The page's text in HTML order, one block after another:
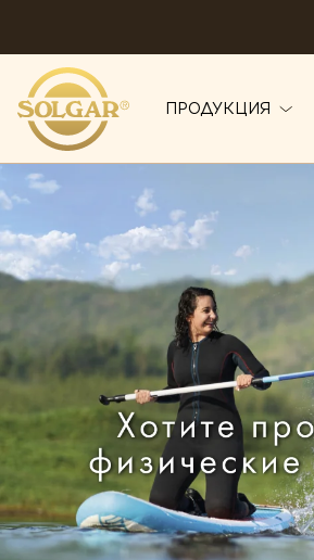
ПРОДУКЦИЯ
ПО НАПРАВЛЕНИЯМ
Антистресс
Внимание и память
Диета и детокс
Для детей
Ежедневная поддержка
Женское здоровье
Забота о сердце
Защита зрения